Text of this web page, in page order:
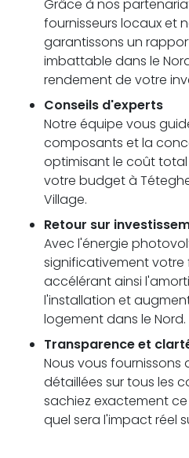
Grâce à nos
fournisseurs locaux et
garantissons un
imbattable dans le
rendement de votre
Conseils d'experts
Notre équipe vous
composants et la
optimisant le coût
votre budget à
Village.
Retour sur
Avec l'énergie
significativement
accélérant ainsi
l'installation et
logement dans le Nord.
Transparence et
Nous vous fournissons
détaillées sur tous les
sachiez exactement
quel sera l'impact réel